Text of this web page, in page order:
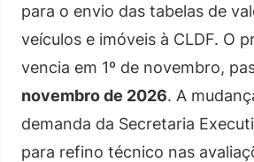
para o envio das tabelas de
veículos e imóveis à CLDF. O
vencia em 1º de novembro,
novembro de 2026. A
demanda da Secretaria
para refino técnico nas